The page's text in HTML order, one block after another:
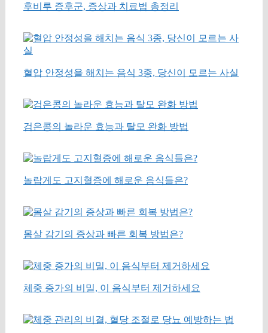
후비루 증후군, 증상과 치료법 총정리
혈압 안정성을 해치는 음식 3종, 당신이 모르는 사실
검은콩의 놀라운 효능과 탈모 완화 방법
놀랍게도 고지혈증에 해로운 음식들은?
몸살 감기의 증상과 빠른 회복 방법은?
체중 증가의 비밀, 이 음식부터 제거하세요